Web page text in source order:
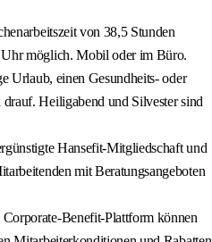
von 38,5 Stunden
möglich. Mobil oder im Büro.
Urlaub, einen Gesundheits- oder
Heiligabend und Silvester sind
Hansefit-Mitgliedschaft und
mit Beratungsangeboten
Benefit-Plattform können